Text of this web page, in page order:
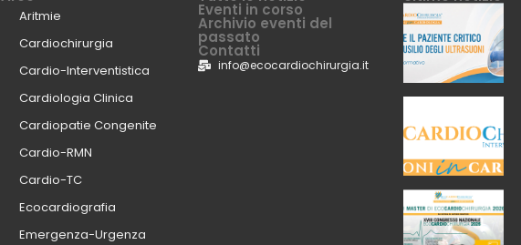
Aritmie
Cardiochirurgia
Cardio-Interventistica
Cardiologia Clinica
Cardiopatie Congenite
Cardio-RMN
Cardio-TC
Ecocardiografia
Emergenza-Urgenza
Eventi in corso
Archivio eventi del
passato
Contatti
info@ecocardiochirurgia.it